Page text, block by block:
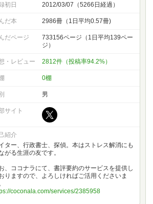
初日 2012/03/07（5266日経過）
だ本 2986冊（1日平均0.57冊)
だページ
733156ページ（1日平均139ペー
ジ）
・レビュー 2812件（投稿率94.2%）
0棚
男
サイト
紹介
ター、行政書士、探偵。本はストレス解消にも
がる生涯の友です。
、ココナラにて、書評要約のサービスを提供し
りますので、よろしければご活用くださいま
coconala.com/services/2385958